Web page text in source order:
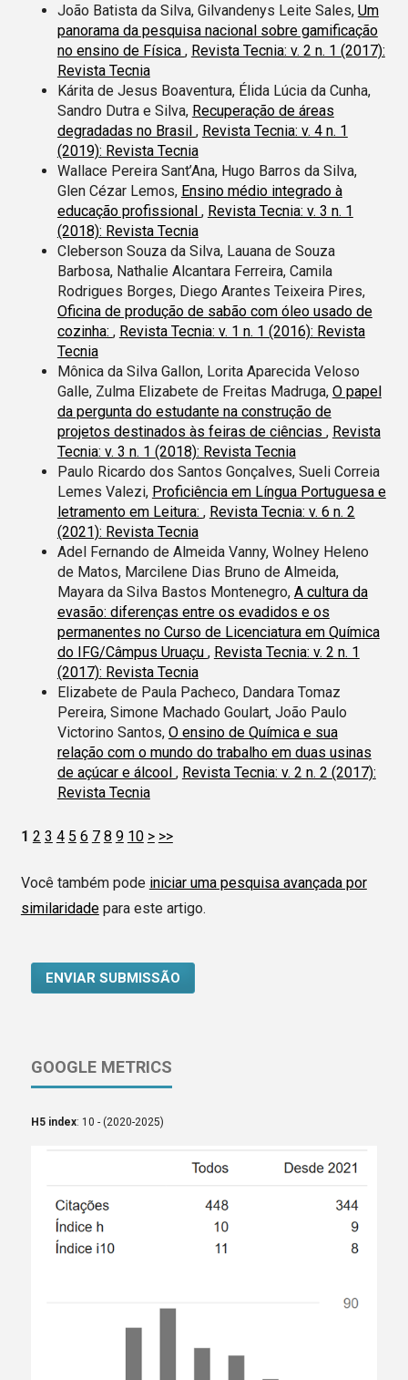
João Batista da Silva, Gilvandenys Leite Sales, Um
panorama da pesquisa nacional sobre gamificação
no ensino de Física , Revista Tecnia: v. 2 n. 1 (2017):
Revista Tecnia
Kárita de Jesus Boaventura, Élida Lúcia da Cunha,
Sandro Dutra e Silva, Recuperação de áreas
degradadas no Brasil , Revista Tecnia: v. 4 n. 1
(2019): Revista Tecnia
Wallace Pereira Sant’Ana, Hugo Barros da Silva,
Glen Cézar Lemos, Ensino médio integrado à
educação profissional , Revista Tecnia: v. 3 n. 1
(2018): Revista Tecnia
Cleberson Souza da Silva, Lauana de Souza
Barbosa, Nathalie Alcantara Ferreira, Camila
Rodrigues Borges, Diego Arantes Teixeira Pires,
Oficina de produção de sabão com óleo usado de
cozinha: , Revista Tecnia: v. 1 n. 1 (2016): Revista
Tecnia
Mônica da Silva Gallon, Lorita Aparecida Veloso
Galle, Zulma Elizabete de Freitas Madruga, O papel
da pergunta do estudante na construção de
projetos destinados às feiras de ciências , Revista
Tecnia: v. 3 n. 1 (2018): Revista Tecnia
Paulo Ricardo dos Santos Gonçalves, Sueli Correia
Lemes Valezi, Proficiência em Língua Portuguesa e
letramento em Leitura: , Revista Tecnia: v. 6 n. 2
(2021): Revista Tecnia
Adel Fernando de Almeida Vanny, Wolney Heleno
de Matos, Marcilene Dias Bruno de Almeida,
Mayara da Silva Bastos Montenegro, A cultura da
evasão: diferenças entre os evadidos e os
permanentes no Curso de Licenciatura em Química
do IFG/Câmpus Uruaçu , Revista Tecnia: v. 2 n. 1
(2017): Revista Tecnia
Elizabete de Paula Pacheco, Dandara Tomaz
Pereira, Simone Machado Goulart, João Paulo
Victorino Santos, O ensino de Química e sua
relação com o mundo do trabalho em duas usinas
de açúcar e álcool , Revista Tecnia: v. 2 n. 2 (2017):
Revista Tecnia
1 2 3 4 5 6 7 8 9 10 > >>
Você também pode iniciar uma pesquisa avançada por
similaridadepara este artigo.
ENVIAR SUBMISSÃO
GOOGLE METRICS
H5 index: 10 - (2020-2025)